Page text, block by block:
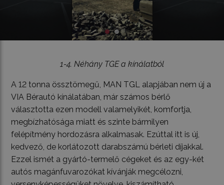
1-4. Néhány TGE a kínálatból
A 12 tonna össztömegű, MAN TGL alapjában nem új a
VIA Bérautó kínálatában, már számos bérlő
választotta ezen modell valamelyikét, komfortja,
megbízhatósága miatt és szinte bármilyen
felépítmény hordozásra alkalmasak. Ezúttal itt is új,
kedvező, de korlátozott darabszámú bérleti díjakkal.
Ezzel ismét a gyártó-termelő cégeket és az egy-két
autós magánfuvarozókat kívánják megcélozni,